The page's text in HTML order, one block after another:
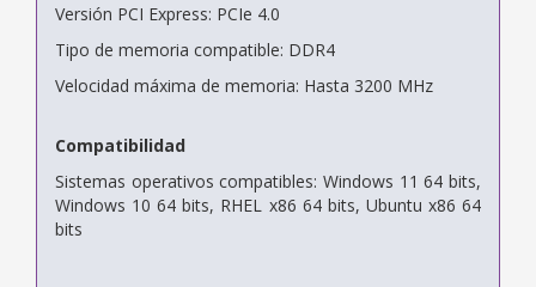
Versión PCI Express: PCIe 4.0
Tipo de memoria compatible: DDR4
Velocidad máxima de memoria: Hasta 3200 MHz
Compatibilidad
Sistemas operativos compatibles: Windows 11 64 bits,
Windows 10 64 bits, RHEL x86 64 bits, Ubuntu x86 64
bits